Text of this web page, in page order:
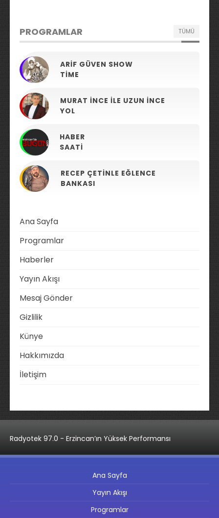
PROGRAMLAR TÜMÜ
ARIF GÜVEN SHOW
TIME
MURAT İNCE ILE UZUN İNCE
YOL
HABER
SAATI
RECEP ÇETINLE EĞLENCE
BANKASI
Ana Sayfa
Programlar
Haberler
Yayın Akışı
Mesaj Gönder
Gizlilik
Künye
Hakkımızda
İletişim
Radyotek 97.0 - Erzincan’ın Yüksek Performansı
Ana Sayfa
Yayın Akışı
Programlar